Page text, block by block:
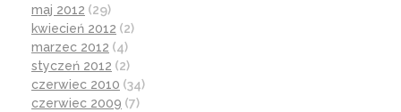
maj 2012 (29)
kwiecień 2012 (2)
marzec 2012 (4)
styczeń 2012 (2)
czerwiec 2010 (34)
czerwiec 2009 (7)